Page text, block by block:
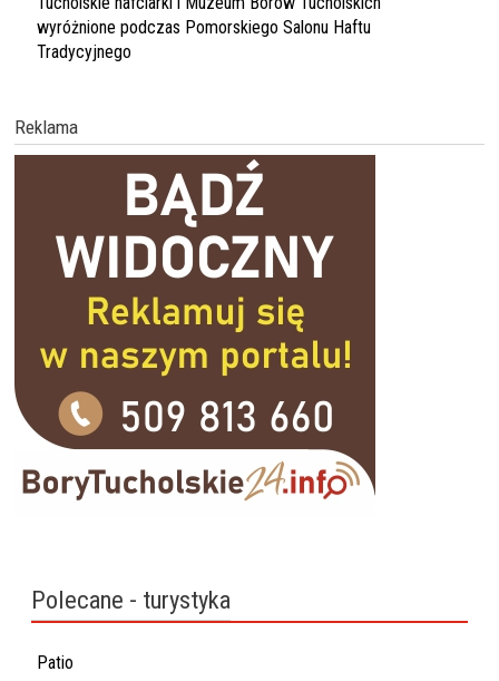
wyróżnione podczas Pomorskiego Salonu Haftu
Tradycyjnego
Reklama
Polecane - turystyka
Patio